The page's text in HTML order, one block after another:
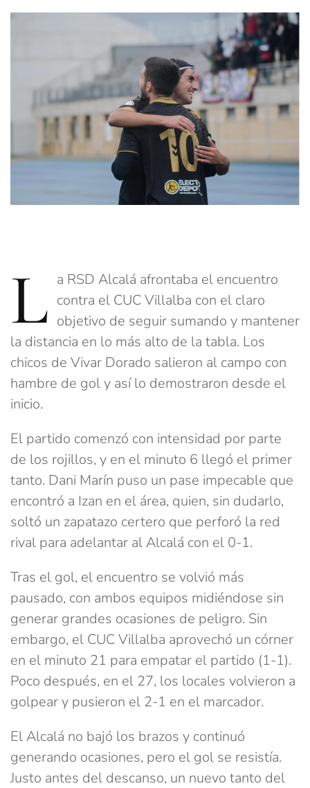
L a RSD Alcalá afrontaba el encuentro
contra el CUC Villalba con el claro
objetivo de seguir sumando y mantener
la distancia en lo más alto de la tabla. Los
chicos de Vivar Dorado salieron al campo con
hambre de gol y así lo demostraron desde el
inicio.
El partido comenzó con intensidad por parte
de los rojillos, y en el minuto 6 llegó el primer
tanto. Dani Marín puso un pase impecable que
encontró a Izan en el área, quien, sin dudarlo,
soltó un zapatazo certero que perforó la red
rival para adelantar al Alcalá con el 0-1.
Tras el gol, el encuentro se volvió más
pausado, con ambos equipos midiéndose sin
generar grandes ocasiones de peligro. Sin
embargo, el CUC Villalba aprovechó un córner
en el minuto 21 para empatar el partido (1-1).
Poco después, en el 27, los locales volvieron a
golpear y pusieron el 2-1 en el marcador.
El Alcalá no bajó los brazos y continuó
generando ocasiones, pero el gol se resistía.
Justo antes del descanso, un nuevo tanto del